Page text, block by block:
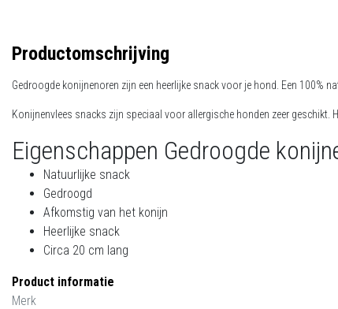
Productomschrijving
Gedroogde konijnenoren zijn een heerlijke snack voor je hond. Een 100%
Konijnenvlees snacks zijn speciaal voor allergische honden zeer geschikt.
Eigenschappen Gedroogde
Natuurlijke snack
Gedroogd
Afkomstig van het konijn
Heerlijke snack
Circa 20 cm lang
Product informatie
Merk